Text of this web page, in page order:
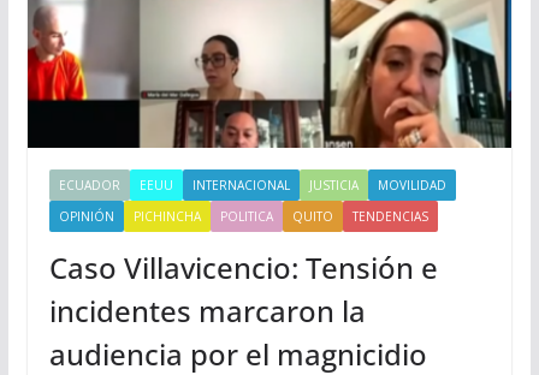
ECUADOR EEUU INTERNACIONAL JUSTICIA
MOVILIDAD
OPINIÓN
PICHINCHA POLITICA QUITO TENDENCIAS
Caso Villavicencio: Tensión e
incidentes marcaron la
audiencia por el magnicidio